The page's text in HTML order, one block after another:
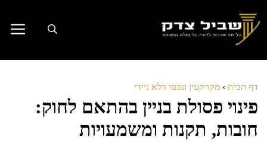
לתוכן
דף הבית › מקרקעין ונכסי דלא ניידי
פינוי פסולת בניין בהתאם לחוק:
חובות, תקנות ומשמעויות